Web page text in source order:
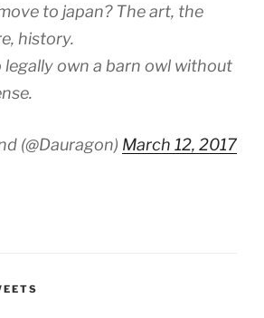
to japan? The art, the
history.
legally own a barn owl without
(@Dauragon) March 12, 2017